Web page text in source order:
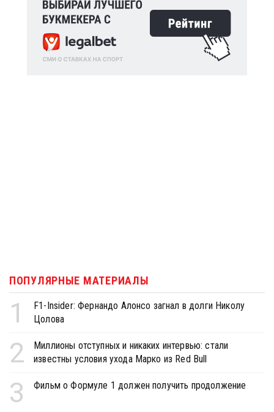
ПОПУЛЯРНЫЕ МАТЕРИАЛЫ
1
F1-Insider: Фернандо Алонсо загнал в долги Николу
Цолова
2
Миллионы отступных и никаких интервью: стали
известны условия ухода Марко из Red Bull
3 Фильм о Формуле 1 должен получить продолжение